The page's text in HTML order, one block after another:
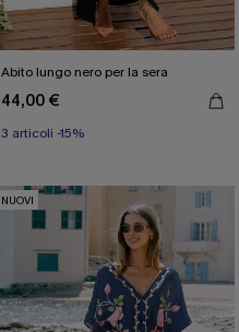
Abito lungo nero per la sera
44,00 €
3 articoli -15%
NUOVI